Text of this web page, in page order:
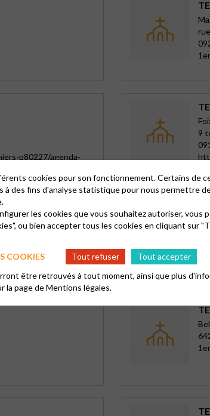
p80227/agenda-
9
cookies pour son fonctionnement. Certains de
à des fins d'analyse statistique pour nous permettre
les cookies que vous souhaitez autoriser, vous
ou bien accepter tous les cookies en cliquant sur
COOKIES
Tout refuser
Tout accepter
être retrouvés à tout moment, ainsi que plus
la page deMentions légales.